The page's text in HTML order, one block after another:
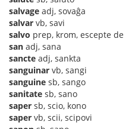
salvage adj, sovaĝa
salvar vb, savi
salvo prep, krom, escepte de
san adj, sana
sancte adj, sankta
sanguinar vb, sangi
sanguine sb, sango
sanitate sb, sano
saper sb, scio, kono
saper vb, scii, scipovi